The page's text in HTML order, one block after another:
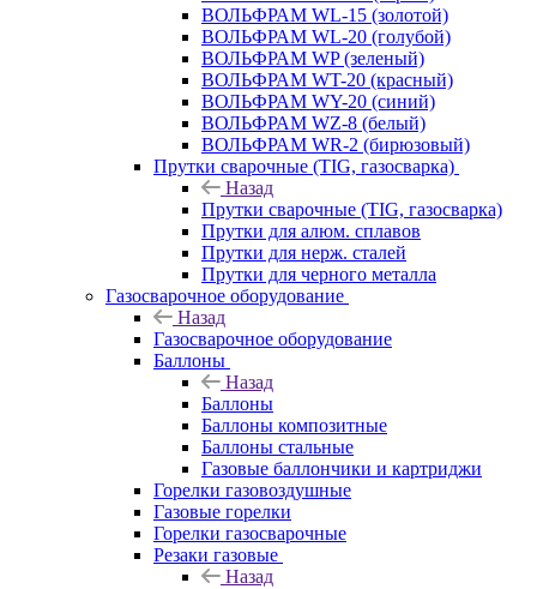
ВОЛЬФРАМ WL-15 (золотой)
ВОЛЬФРАМ WL-20 (голубой)
ВОЛЬФРАМ WP (зеленый)
ВОЛЬФРАМ WT-20 (красный)
ВОЛЬФРАМ WY-20 (синий)
ВОЛЬФРАМ WZ-8 (белый)
ВОЛЬФРАМ WR-2 (бирюзовый)
Прутки сварочные (TIG, газосварка)
Назад
Прутки сварочные (TIG, газосварка)
Прутки для алюм. сплавов
Прутки для нерж. сталей
Прутки для черного металла
Газосварочное оборудование
Назад
Газосварочное оборудование
Баллоны
Назад
Баллоны
Баллоны композитные
Баллоны стальные
Газовые баллончики и картриджи
Горелки газовоздушные
Газовые горелки
Горелки газосварочные
Резаки газовые
Назад